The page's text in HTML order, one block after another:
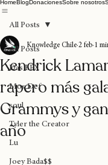
All Posts
Das EFX
Mos Def
soul
Tyler the Creator
Lu
All Posts
Kendrick
rapero más
Grammys y
año
Knowledge Chile 2 feb 1